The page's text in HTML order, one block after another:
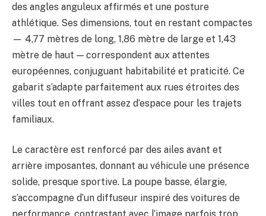
des angles anguleux affirmés et une posture
athlétique. Ses dimensions, tout en restant compactes
— 4,77 mètres de long, 1,86 mètre de large et 1,43
mètre de haut — correspondent aux attentes
européennes, conjuguant habitabilité et praticité. Ce
gabarit s’adapte parfaitement aux rues étroites des
villes tout en offrant assez d’espace pour les trajets
familiaux.
Le caractère est renforcé par des ailes avant et
arrière imposantes, donnant au véhicule une présence
solide, presque sportive. La poupe basse, élargie,
s’accompagne d’un diffuseur inspiré des voitures de